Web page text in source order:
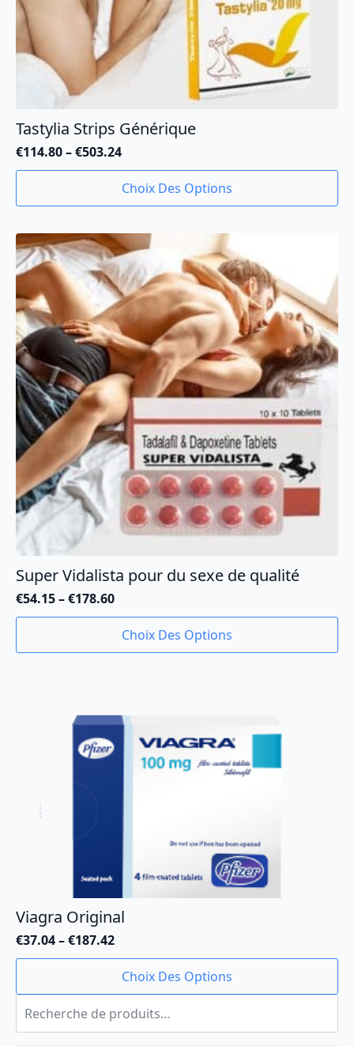
Tastylia Strips Générique
€114.80–€503.24
Plage
de
€114.80
€503.24
Choix Des Options
Ce
plusieurs
variations.
Les
options
peuvent
être
choisies
sur
la
page
du
produit
Super Vidalista pour du sexe de qualité
€54.15–€178.60
Plage
de
€54.15
Choix Des Options
Ce
a
Viagra Original
€37.04–€187.42
Plage
de
€37.04
€187.42
Choix Des Options
Ce
a
plusieurs
variations.
Recherche
pour :